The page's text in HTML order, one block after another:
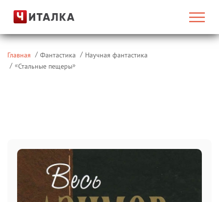
Главная Фантастика
Научная фантастика
«Стальные пещеры»